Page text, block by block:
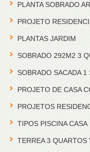
PLANTA SOBRADO
PROJETO
PLANTAS JARDIM
SOBRADO 292M2 3
SOBRADO SACADA 1
PROJETO DE CASA
PROJETOS
TIPOS PISCINA CASA
TERREA 3 QUARTOS